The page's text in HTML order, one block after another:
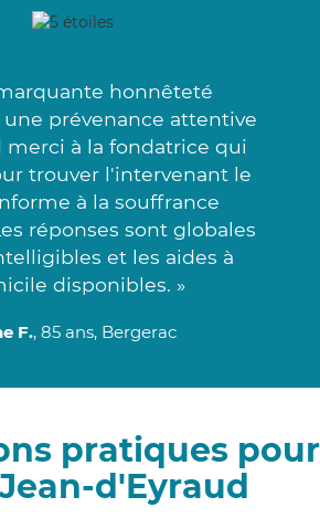
honnêteté
prévenance attentive
merci à la fondatrice qui
trouver l'intervenant le
à la souffrance
réponses sont globales
et les aides à
disponibles. »
F., 85 ans, Bergerac
pratiques pour
d'Eyraud